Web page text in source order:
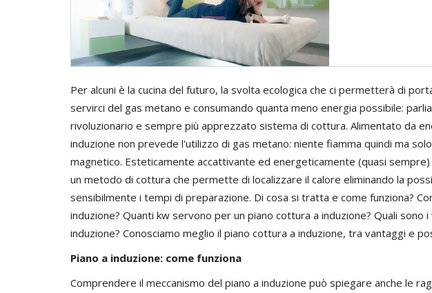
Per alcuni è la cucina del futuro, la svolta ecologica che ci permetterà di
servirci del gas metano e consumando quanta meno energia possibile:
rivoluzionario e sempre più apprezzato sistema di cottura. Alimentato da
induzione non prevede l'utilizzo di gas metano: niente fiamma quindi ma
magnetico. Esteticamente accattivante ed energeticamente (quasi
un metodo di cottura che permette di localizzare il calore eliminando la
sensibilmente i tempi di preparazione. Di cosa si tratta e come funziona?
induzione? Quanti kw servono per un piano cottura a induzione? Quali sono
induzione? Conosciamo meglio il piano cottura a induzione, tra vantaggi e
Piano a induzione: come funziona
Comprendere il meccanismo del piano a induzione può spiegare anche le